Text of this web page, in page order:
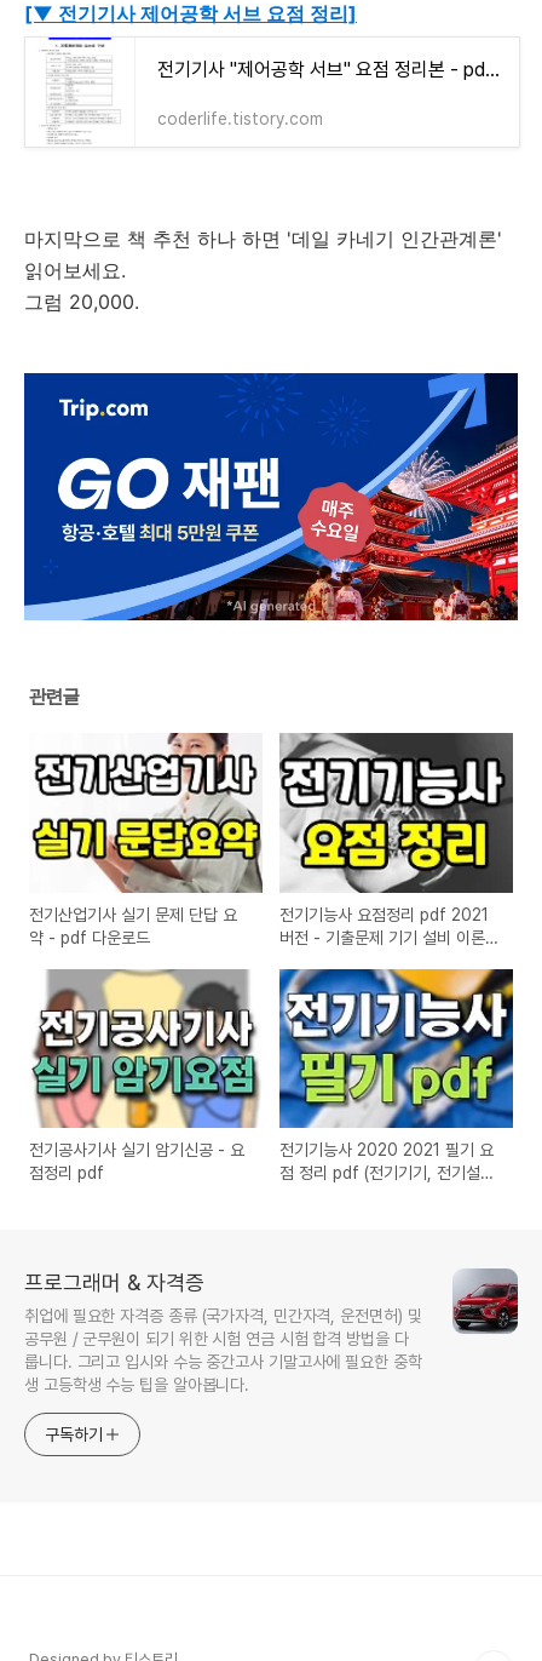
[▼ 전기기사 제어공학 서브 요점 정리]
전기기사 "제어공학 서브" 요점 정리본 - pdf hwp 다운로드
coderlife.tistory.com
마지막으로 책 추천 하나 하면 '데일 카네기 인간관계론'
읽어보세요.
그럼 20,000.
관련글
전기산업기사 실기 문제 단답 요
약 - pdf 다운로드
전기기능사 요점정리 pdf 2021
버전 - 기출문제 기기 설비 이론
전기공사기사 실기 암기신공 - 요
점정리 pdf
전기기능사 2020 2021 필기 요
점 정리 pdf (전기기기, 전기설비,
프로그래머 & 자격증
취업에 필요한 자격증 종류 (국가자격, 민간자격, 운전면허) 및
공무원 / 군무원이 되기 위한 시험 연금 시험 합격 방법을 다
룹니다. 그리고 입시와 수능 중간고사 기말고사에 필요한 중학
생 고등학생 수능 팁을 알아봅니다.
구독하기